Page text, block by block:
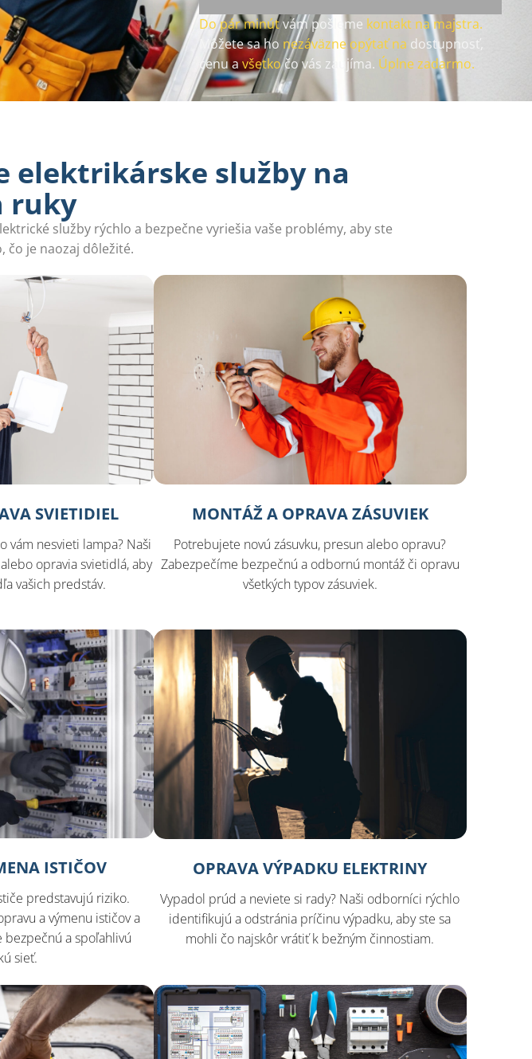
Do pár minútvám pošleme kontakt na majstra.
Môžete sa ho nezáväzne opýtať na dostupnosť,
cenu avšetkočo vás zaujíma. Úplne zadarmo.
elektrikárske služby na
ruky
služby rýchlo a bezpečne vyriešia vaše problémy, aby ste
čo je naozaj dôležité.
SVIETIDIEL
vám nesvieti lampa? Naši
opravia svietidlá, aby
vašich predstáv.
MONTÁŽ A OPRAVA ZÁSUVIEK
Potrebujete novú zásuvku, presun alebo opravu?
Zabezpečíme bezpečnú a odbornú montáž či opravu
všetkých typov zásuviek.
ISTIČOV
predstavujú riziko.
a výmenu ističov a
a spoľahlivú
sieť.
OPRAVA VÝPADKU ELEKTRINY
Vypadol prúd a neviete si rady? Naši odborníci rýchlo
identifikujú a odstránia príčinu výpadku, aby ste sa
mohli čo najskôr vrátiť k bežným činnostiam.